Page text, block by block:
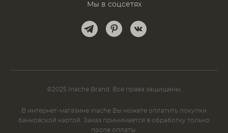
Мы в соцсетях
©2025 Inache Brand. Все права защищены.
В интернет-магазине inache Вы можете оплатить покупки
банковской картой. Заказ принимается в обработку только
после оплаты.